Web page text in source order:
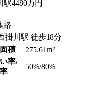
路
掛川駅 徒歩18分
積 275.61m2
率/
50%/80%